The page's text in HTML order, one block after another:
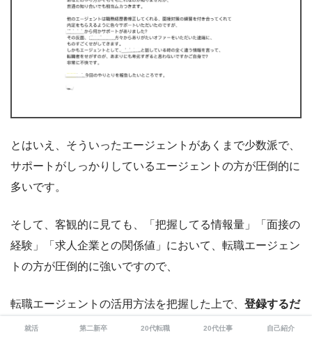
とはいえ、そういったエージェントがあくまで少数派で、
サポートがしっかりしているエージェントの方が圧倒的に
多いです。
そして、客観的に見ても、「把握してる情報量」「面接の
経験」「求人企業との関係値」において、転職エージェン
トの方が圧倒的に強いですので、
転職エージェントの活用方法を把握した上で、 登録するだ
けでなくうまく使い倒せれば、下記のようなメリットが得
就活 第二新卒 20代転職 20代仕事 自己紹介